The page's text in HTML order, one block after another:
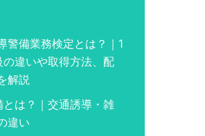
警備業務検定とは？｜1
違いや取得方法、配
解説
とは？｜交通誘導・雑
違い